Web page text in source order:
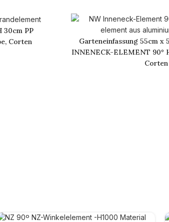
30cm PP
Corten
Garteneinfassung 55cm x
INNENECK-ELEMENT 90º
Corten